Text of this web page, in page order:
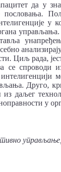
да у
пословања.
у
Циљ рада,
се спроводи
Друго,
даљег
у